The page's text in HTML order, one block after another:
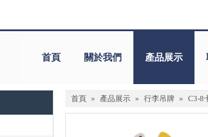
首頁 關於我們 產品展示
首頁 » 產品展示 » 行李吊牌 » C3-8